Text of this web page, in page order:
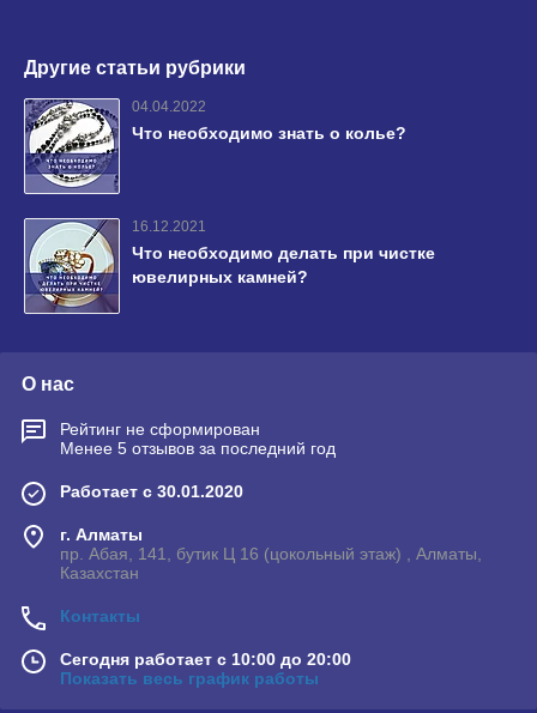
Другие статьи рубрики
04.04.2022
Что необходимо знать о колье?
16.12.2021
Что необходимо делать при чистке
ювелирных камней?
О нас
Рейтинг не сформирован
Менее 5 отзывов за последний год
Работает с 30.01.2020
г. Алматы
пр. Абая, 141, бутик Ц 16 (цокольный этаж) , Алматы,
Казахстан
Контакты
Сегодня работает с 10:00 до 20:00
Показать весь график работы